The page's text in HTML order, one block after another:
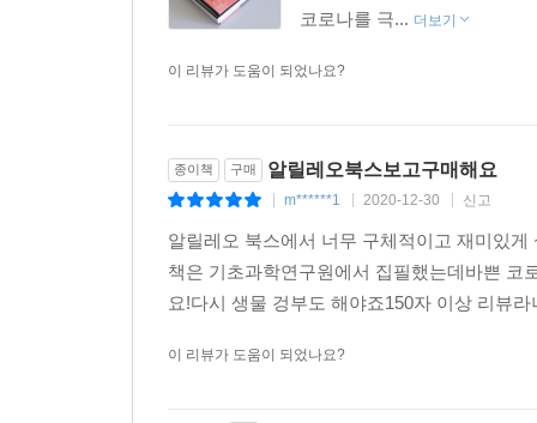
코로나를 극... 더보기
이 리뷰가 도움이 되었나요?
종이책 구매 알릴레오북스보고구매해요
m******1 2020-12-30 신고
알릴레오 북스에서 너무 구체적이고 재미있
책은 기초과학연구원에서 집필했는데바쁜 코
요!다시 생물 겅부도 해야죠150자 이상 리뷰
이 리뷰가 도움이 되었나요?